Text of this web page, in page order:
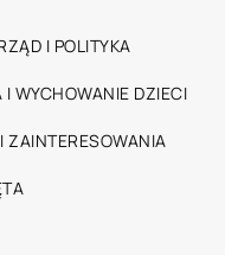
I POLITYKA
I WYCHOWANIE DZIECI
ZAINTERESOWANIA